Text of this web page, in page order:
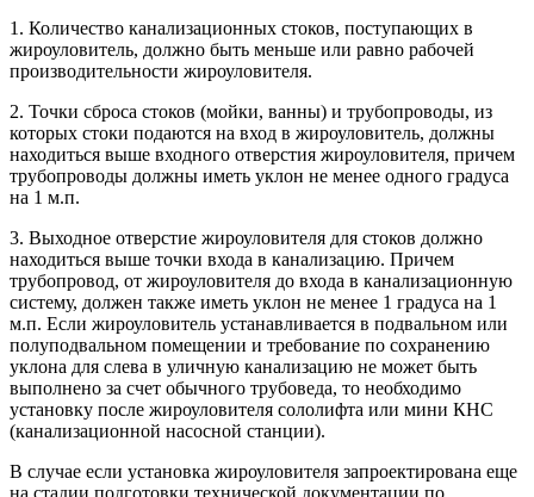
1. Количество канализационных стоков, поступающих в
жироуловитель, должно быть меньше или равно рабочей
производительности жироуловителя.
2. Точки сброса стоков (мойки, ванны) и трубопроводы, из
которых стоки подаются на вход в жироуловитель, должны
находиться выше входного отверстия жироуловителя, причем
трубопроводы должны иметь уклон не менее одного градуса
на 1 м.п.
3. Выходное отверстие жироуловителя для стоков должно
находиться выше точки входа в канализацию. Причем
трубопровод, от жироуловителя до входа в канализационную
систему, должен также иметь уклон не менее 1 градуса на 1
м.п. Если жироуловитель устанавливается в подвальном или
полуподвальном помещении и требование по сохранению
уклона для слева в уличную канализацию не может быть
выполнено за счет обычного трубоведа, то необходимо
установку после жироуловителя сололифта или мини КНС
(канализационной насосной станции).
В случае если установка жироуловителя запроектирована еще